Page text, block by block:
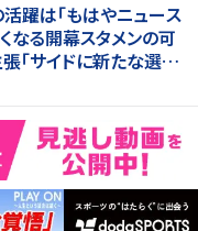
躍は「もはやニュース
る開幕スタメンの可
「サイドに新たな選択